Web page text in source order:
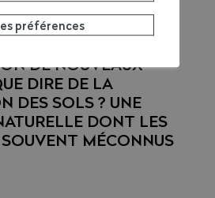
DE NOUVEAUX
DIRE DE LA
DES SOLS ? UNE
DONT LES
MÉCONNUS
préférences